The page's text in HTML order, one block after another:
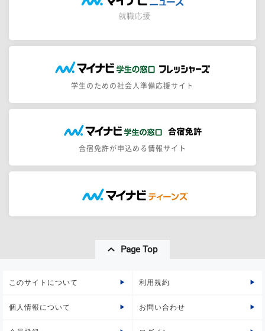
学生のための社会人準備応援サイト
合宿免許が申込める情報サイト
Page Top
このサイトについて 利用規約
個人情報について お問い合わせ